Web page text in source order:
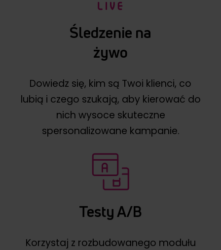
Śledzenie na
żywo
Dowiedz się, kim są Twoi klienci, co
lubią i czego szukają, aby kierować do
nich wysoce skuteczne
spersonalizowane kampanie.
Testy A/B
Korzystaj z rozbudowanego modułu